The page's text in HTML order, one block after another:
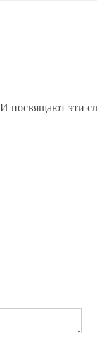
эти